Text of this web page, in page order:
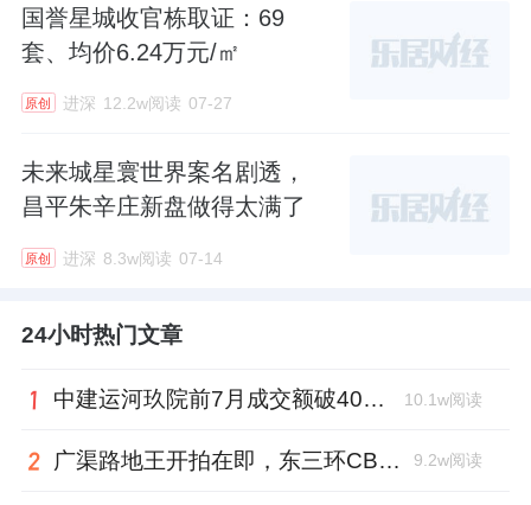
国誉星城收官栋取证：69
套、均价6.24万元/㎡
原创 进深 12.2w阅读 07-27
未来城星寰世界案名剧透，
昌平朱辛庄新盘做得太满了
原创 进深 8.3w阅读 07-14
24小时热门文章
中建运河玖院前7月成交额破40亿，刘琨再拿一个单盘销冠 10.1w阅读
广渠路地王开拍在即，东三环CBD再迎“王炸” 9.2w阅读